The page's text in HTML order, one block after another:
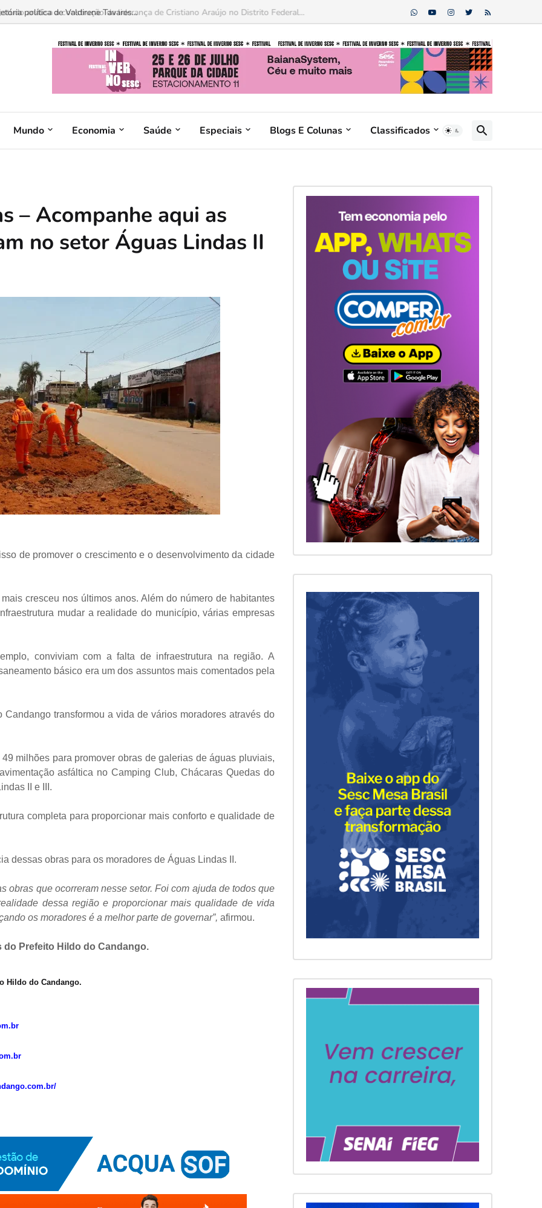
política de Valdirene Tavares...
Mundo Economia Saúde Especiais Blogs E Colunas Classificados
– Acompanhe aqui as
no setor Águas Lindas II
de promover o crescimento e o desenvolvimento da cidade
cresceu nos últimos anos. Além do número de habitantes
mudar a realidade do município, várias empresas
conviviam com a falta de infraestrutura na região. A
básico era um dos assuntos mais comentados pela
transformou a vida de vários moradores através do
milhões para promover obras de galerias de águas pluviais,
asfáltica no Camping Club, Chácaras Quedas do
II e III.
completa para proporcionar mais conforto e qualidade de
dessas obras para os moradores de Águas Lindas II.
obras que ocorreram nesse setor. Foi com ajuda de todos que
dessa região e proporcionar mais qualidade de vida
os moradores é a melhor parte de governar”, afirmou.
Prefeito Hildo do Candango.
Hildo do Candango.